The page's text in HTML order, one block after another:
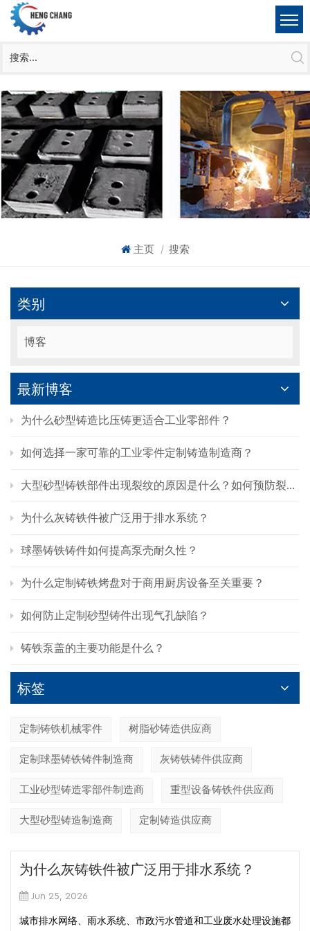
主页 | 搜索
类别
博客
最新博客
为什么砂型铸造比压铸更适合工业零部件？
如何选择一家可靠的工业零件定制铸造制造商？
大型砂型铸铁部件出现裂纹的原因是什么？如何预防裂纹的产生？
为什么灰铸铁件被广泛用于排水系统？
球墨铸铁铸件如何提高泵壳耐久性？
为什么定制铸铁烤盘对于商用厨房设备至关重要？
如何防止定制砂型铸件出现气孔缺陷？
铸铁泵盖的主要功能是什么？
标签
定制铸铁机械零件 树脂砂铸造供应商
定制球墨铸铁铸件制造商 灰铸铁铸件供应商
工业砂型铸造零部件制造商 重型设备铸铁件供应商
大型砂型铸造制造商 定制铸造供应商
为什么灰铸铁件被广泛用于排水系统？
Jun 25, 2026
城市排水网络、雨水系统、市政污水管道和工业废水处理设施都